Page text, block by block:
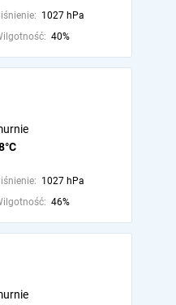
1027 hPa
40%
1027 hPa
46%